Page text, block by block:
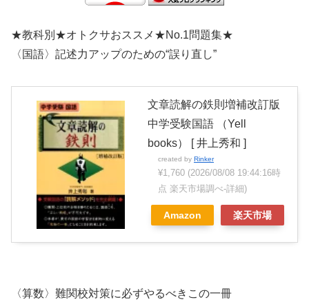
★教科別★オトクサおススメ★No.1問題集★
〈国語〉記述力アップのための“誤り直し”
文章読解の鉄則増補改訂版
中学受験国語 （Yell
books） [ 井上秀和 ]
created by Rinker
¥1,760 (2026/08/08 19:44:16時
点 楽天市場調べ-詳細)
Amazon 楽天市場
〈算数〉難関校対策に必ずやるべきこの一冊